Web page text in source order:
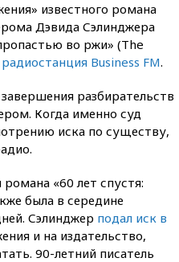
известного романа
Дэвида Сэлинджера
во ржи» (The
Business FM.
разбирательств
Когда именно суд
иска по существу,
«60 лет спустя:
была в середине
Сэлинджер подал иск в
и на издательство,
90-летний писатель